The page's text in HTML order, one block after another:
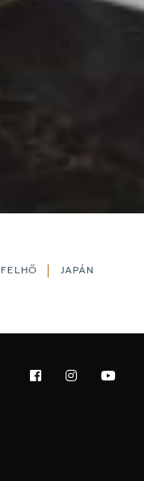
FELHŐ JAPÁN